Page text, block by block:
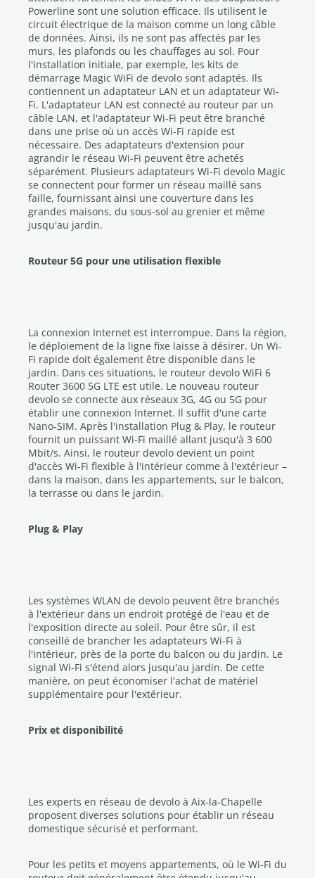
Powerline sont une solution efficace. Ils utilisent le
circuit électrique de la maison comme un long câble
de données. Ainsi, ils ne sont pas affectés par les
murs, les plafonds ou les chauffages au sol. Pour
l'installation initiale, par exemple, les kits de
démarrage Magic WiFi de devolo sont adaptés. Ils
contiennent un adaptateur LAN et un adaptateur Wi-
Fi. L'adaptateur LAN est connecté au routeur par un
câble LAN, et l'adaptateur Wi-Fi peut être branché
dans une prise où un accès Wi-Fi rapide est
nécessaire. Des adaptateurs d'extension pour
agrandir le réseau Wi-Fi peuvent être achetés
séparément. Plusieurs adaptateurs Wi-Fi devolo Magic
se connectent pour former un réseau maillé sans
faille, fournissant ainsi une couverture dans les
grandes maisons, du sous-sol au grenier et même
jusqu'au jardin.
Routeur 5G pour une utilisation flexible
La connexion Internet est interrompue. Dans la région,
le déploiement de la ligne fixe laisse à désirer. Un Wi-
Fi rapide doit également être disponible dans le
jardin. Dans ces situations, le routeur devolo WiFi 6
Router 3600 5G LTE est utile. Le nouveau routeur
devolo se connecte aux réseaux 3G, 4G ou 5G pour
établir une connexion Internet. Il suffit d'une carte
Nano-SIM. Après l'installation Plug & Play, le routeur
fournit un puissant Wi-Fi maillé allant jusqu'à 3 600
Mbit/s. Ainsi, le routeur devolo devient un point
d'accès Wi-Fi flexible à l'intérieur comme à l'extérieur –
dans la maison, dans les appartements, sur le balcon,
la terrasse ou dans le jardin.
Plug & Play
Les systèmes WLAN de devolo peuvent être branchés
à l'extérieur dans un endroit protégé de l'eau et de
l'exposition directe au soleil. Pour être sûr, il est
conseillé de brancher les adaptateurs Wi-Fi à
l'intérieur, près de la porte du balcon ou du jardin. Le
signal Wi-Fi s'étend alors jusqu'au jardin. De cette
manière, on peut économiser l'achat de matériel
supplémentaire pour l'extérieur.
Prix et disponibilité
Les experts en réseau de devolo à Aix-la-Chapelle
proposent diverses solutions pour établir un réseau
domestique sécurisé et performant.
Pour les petits et moyens appartements, où le Wi-Fi du